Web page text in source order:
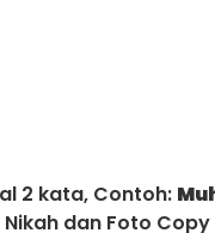
2 kata, Contoh:
dan Foto